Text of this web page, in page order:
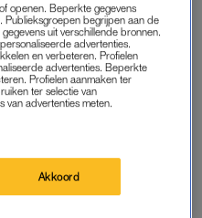
bellen.”
zoon boer Tom
met RS-virus in ziekenhuis:
mannetje'
openen. Beperkte gegevens
Publieksgroepen begrijpen aan de
uit verschillende bronnen.
advertenties.
en verbeteren. Profielen
advertenties. Beperkte
Profielen aanmaken ter
ter selectie van
van advertenties meten.
Akkoord